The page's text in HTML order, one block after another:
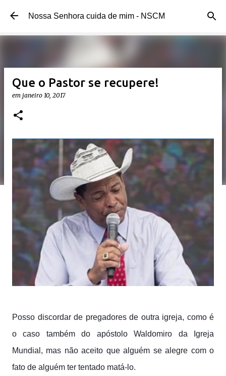
Pular para o conteúdo principal
Nossa Senhora cuida de mim - NSCM
Que o Pastor se recupere!
em janeiro 10, 2017
Posso discordar de pregadores de outra igreja, como é
o caso também do apóstolo Waldomiro da Igreja
Mundial, mas não aceito que alguém se alegre com o
fato de alguém ter tentado matá-lo.